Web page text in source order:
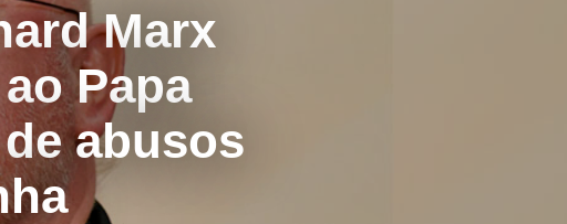
Marx
Papa
abusos